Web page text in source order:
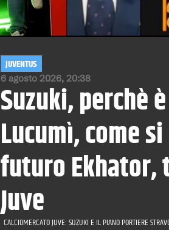
6 agosto 2026, 20:38
JUVENTUS
Suzuki, perchè
Lucumì, come
futuro
Juve
CALCIOMERCATO JUVE: SUZUKI E IL PIANO PORTIERE